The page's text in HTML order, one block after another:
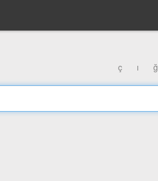
ç ı ğ